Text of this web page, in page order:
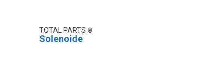
TOTAL PARTS
Solenoide